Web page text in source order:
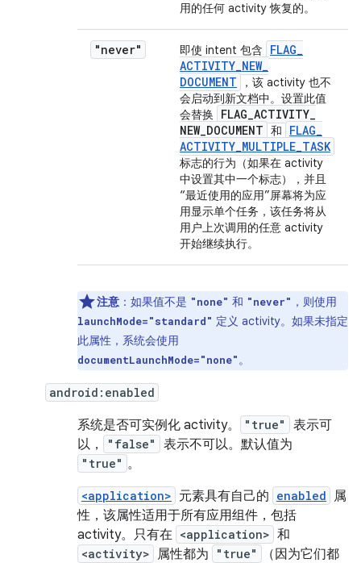
用的任何 activity 恢复的。
"never" 即使 intent 包含 FLAG_
ACTIVITY_NEW_
DOCUMENT
，该 activity 也不
会启动到新文档中。设置此值
会替换
FLAG_ACTIVITY_
NEW_DOCUMENT 和 FLAG_
ACTIVITY_MULTIPLE_TASK
标志的行为（如果在 activity
中设置其中一个标志），并且
“最近使用的应用”屏幕将为应
用显示单个任务，该任务将从
用户上次调用的任意 activity
开始继续执行。
注意 ：如果值不是 "none" 和 "never" ，则使用
launchMode="standard" 定义 activity。如果未指定
此属性，系统会使用
documentLaunchMode="none"。
android:enabled
系统是否可实例化 activity。 "true"
表示可
以，
"false" 表示不可以。默认值为
"true" 。
<application> 元素具有自己的 enabled 属
性，该属性适用于所有应用组件，包括
activity。只有在 <application> 和
<activity> 属性都为 "true" （因为它们都